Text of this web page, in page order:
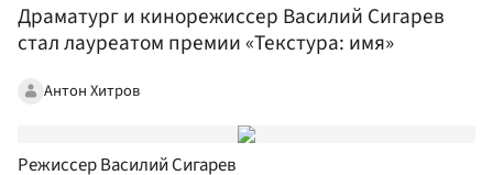
Драматург и кинорежиссер Василий Сигарев
стал лауреатом премии «Текстура: имя»
Антон Хитров
Режиссер Василий Сигарев